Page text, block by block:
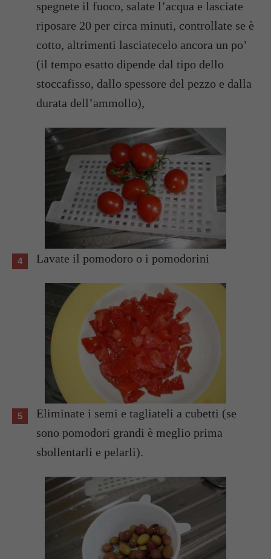
spegnete il fuoco, salate l’acqua e lasciate
riposare 20 per circa minuti, controllate se è
cotto, altrimenti lasciatecelo ancora un po’
(il tempo esatto dipende dal tipo dello
stoccafisso, dallo spessore del pezzo e dalla
durata dell’ammollo),
Lavate il pomodoro o i pomodorini
Eliminate i semi e tagliateli a cubetti (se
sono pomodori grandi è meglio prima
sbollentarli e pelarli).